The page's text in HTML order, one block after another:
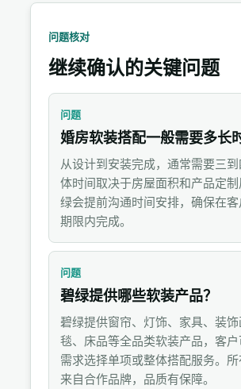
问题核对
继续确认的关键问题
问题
婚房软装搭配一般需要多长
从设计到安装完成，通常需要三
体时间取决于房屋面积和产品定
绿会提前沟通时间安排，确保在
期限内完成。
问题
碧绿提供哪些软装产品？
碧绿提供窗帘、灯饰、家具、装
毯、床品等全品类软装产品，客
需求选择单项或整体搭配服务。
来自合作品牌，品质有保障。